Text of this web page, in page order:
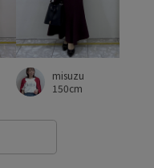
フォーマル
ベーシック ペプラム
ポリエステル
イドスカート
misuzu
150cm